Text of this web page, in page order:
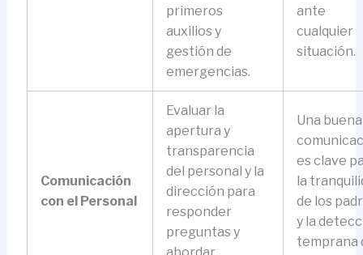
primeros
auxilios y
gestión de
emergencias.
ante
cualquier
situación.
Comunicación
con el Personal
Evaluar la
apertura y
transparencia
del personal y la
dirección para
responder
preguntas y
Una buena
es clave
la
de los
y la
temprana